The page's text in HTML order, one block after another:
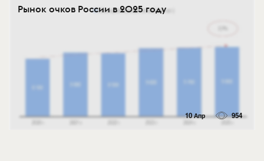
Рынок очков России в 2025 году
10 Апр 954